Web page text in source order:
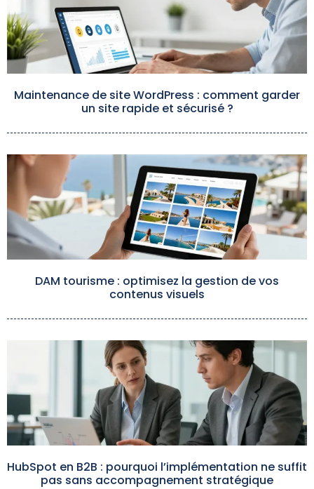
Maintenance de site WordPress : comment garder
un site rapide et sécurisé ?
DAM tourisme : optimisez la gestion de vos
contenus visuels
HubSpot en B2B : pourquoi l’implémentation ne suffit
pas sans accompagnement stratégique